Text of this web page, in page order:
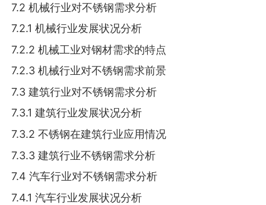
7.2 机械行业对不锈钢需求分析
7.2.1 机械行业发展状况分析
7.2.2 机械工业对钢材需求的特点
7.2.3 机械行业对不锈钢需求前景
7.3 建筑行业对不锈钢需求分析
7.3.1 建筑行业发展状况分析
7.3.2 不锈钢在建筑行业应用情况
7.3.3 建筑行业不锈钢需求分析
7.4 汽车行业对不锈钢需求分析
7.4.1 汽车行业发展状况分析